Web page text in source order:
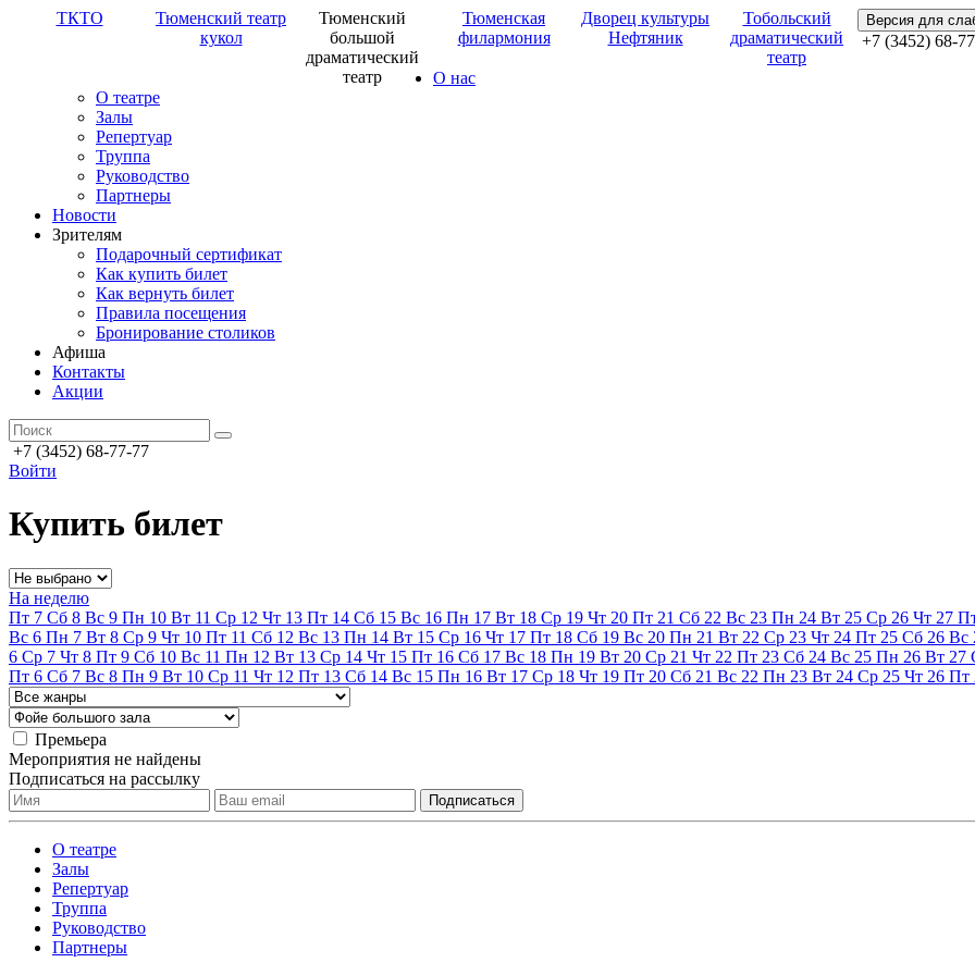
ТКТО
Тюменский театр
кукол
Тюменский
большой
драматический
театр
Тюменская
филармония
Дворец культуры
Нефтяник
Тобольский
драматический
театр
Версия для
+7 (3452) 68-
О нас
О театре
Залы
Репертуар
Труппа
Руководство
Партнеры
Новости
Зрителям
Подарочный сертификат
Как купить билет
Как вернуть билет
Правила посещения
Бронирование столиков
Афиша
Контакты
Акции
+7 (3452) 68-77-77
Войти
Купить билет
На неделю
Пт 7 Сб 8 Вс 9 Пн 10 Вт 11 Ср 12 Чт 13 Пт 14 Сб 15 Вс 16 Пн 17 Вт 18 Ср 19 Чт 20 Пт 21 Сб 22 Вс 23 Пн 24 Вт 25 Ср 26 Чт 27
Вс 6 Пн 7 Вт 8 Ср 9 Чт 10 Пт 11 Сб 12 Вс 13 Пн 14 Вт 15 Ср 16 Чт 17 Пт 18 Сб 19 Вс 20 Пн 21 Вт 22 Ср 23 Чт 24 Пт 25 Сб 26 Вс
6 Ср 7 Чт 8 Пт 9 Сб 10 Вс 11 Пн 12 Вт 13 Ср 14 Чт 15 Пт 16 Сб 17 Вс 18 Пн 19 Вт 20 Ср 21 Чт 22 Пт 23 Сб 24 Вс 25 Пн 26 Вт 27
Пт 6 Сб 7 Вс 8 Пн 9 Вт 10 Ср 11 Чт 12 Пт 13 Сб 14 Вс 15 Пн 16 Вт 17 Ср 18 Чт 19 Пт 20 Сб 21 Вс 22 Пн 23 Вт 24 Ср 25 Чт 26 Пт
Премьера
Мероприятия не найдены
Подписаться на рассылку
О театре
Залы
Репертуар
Труппа
Руководство
Партнеры